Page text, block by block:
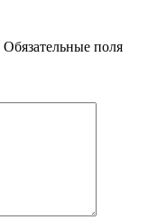
Обязательные поля